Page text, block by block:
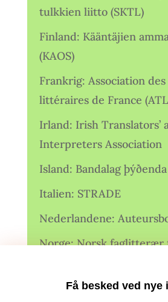
Få besked ved
tulkkien liitto (SKTL)
Finland: Kääntäjien
(KAOS)
Frankrig: Association
littéraires de France
Irland: Irish Translators’
Interpreters Association
Island: Bandalag
Italien: STRADE
Nederlandene:
Norge: Norsk
Norge: Norsk